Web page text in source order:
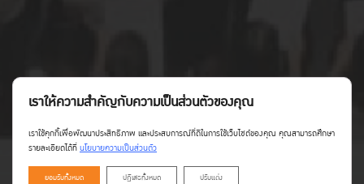
เราให้ความสำคัญกับความเป็นส่วนตัวของคุณ
เราใช้คุกกี้เพื่อพัฒนาประสิทธิภาพ และประสบการณ์ที่ดีในการใช้เว็บไซต์ของคุณ คุณสามารถศึกษา
รายละเอียดได้ที่นโยบายความเป็นส่วนตัว
ยอมรับทั้งหมด ปฏิเสธทั้งหมด ปรับแต่ง